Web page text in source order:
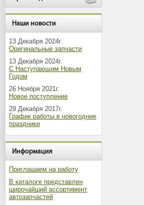
Наши новости
13 Декабря 2024г.
Оригинальные запчасти
13 Декабря 2024г.
С Наступающим Новым
Годом
26 Ноября 2021г.
Новое поступление
29 Декабря 2017г.
График работы в новогодние
праздники
Информация
Приглашаем на работу
В каталоге представлен
широчайший ассортимент
автозапчастей